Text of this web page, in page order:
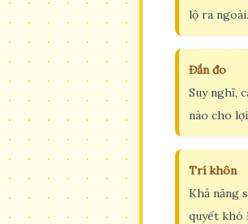
lộ ra ngoài.
Đắn đo
Suy nghĩ,
nào cho
Trí khôn
Khả năng
quyết khó